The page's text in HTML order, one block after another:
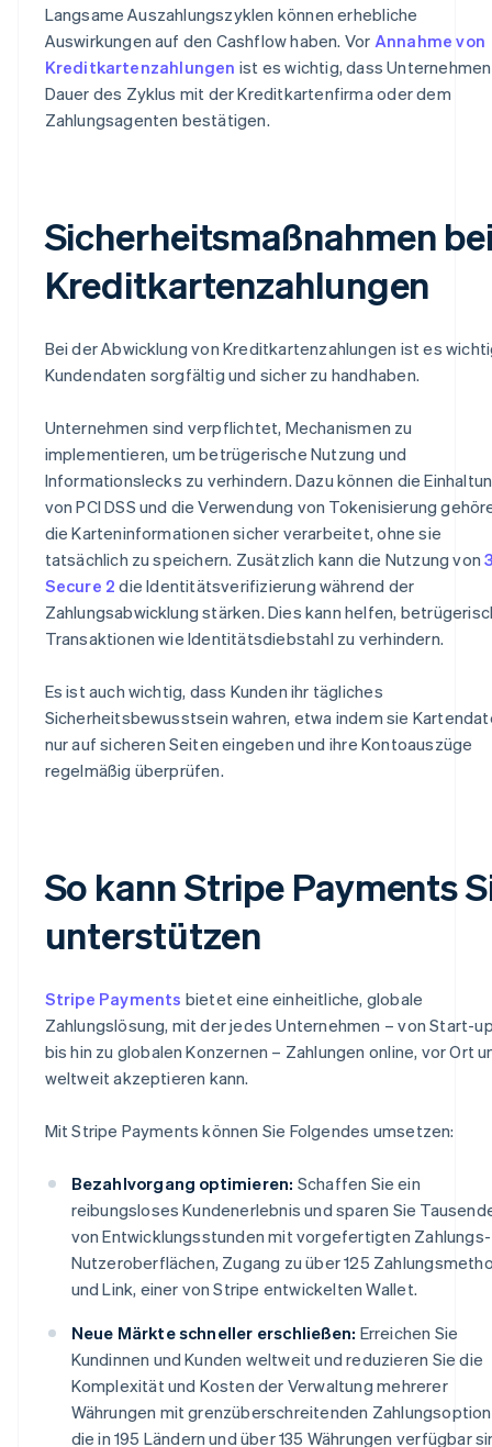
Langsame Auszahlungszyklen können erhebliche
Auswirkungen auf den Cashflow haben. Vor Annahme von
Kreditkartenzahlungen ist es wichtig, dass
Dauer des Zyklus mit der Kreditkartenfirma oder dem
Zahlungsagenten bestätigen.
Sicherheitsmaßnahmen
Kreditkartenzahlungen
Bei der Abwicklung von Kreditkartenzahlungen ist es
Kundendaten sorgfältig und sicher zu handhaben.
Unternehmen sind verpflichtet, Mechanismen zu
implementieren, um betrügerische Nutzung und
Informationslecks zu verhindern. Dazu können die
von PCI DSS und die Verwendung von Tokenisierung
die Karteninformationen sicher verarbeitet, ohne sie
tatsächlich zu speichern. Zusätzlich kann die Nutzung von
Secure 2 die Identitätsverifizierung während der
Zahlungsabwicklung stärken. Dies kann helfen,
Transaktionen wie Identitätsdiebstahl zu verhindern.
Es ist auch wichtig, dass Kunden ihr tägliches
Sicherheitsbewusstsein wahren, etwa indem sie
nur auf sicheren Seiten eingeben und ihre Kontoauszüge
regelmäßig überprüfen.
So kann Stripe Payments
unterstützen
Stripe Payments bietet eine einheitliche, globale
Zahlungslösung, mit der jedes Unternehmen – von Start-
bis hin zu globalen Konzernen – Zahlungen online, vor Ort
weltweit akzeptieren kann.
Mit Stripe Payments können Sie Folgendes umsetzen:
Bezahlvorgang optimieren: Schaffen Sie ein
reibungsloses Kundenerlebnis und sparen Sie
von Entwicklungsstunden mit vorgefertigten Zahlungs-
Nutzeroberflächen, Zugang zu über 125
und Link, einer von Stripe entwickelten Wallet.
Neue Märkte schneller erschließen: Erreichen Sie
Kundinnen und Kunden weltweit und reduzieren Sie die
Komplexität und Kosten der Verwaltung mehrerer
Währungen mit grenzüberschreitenden
die in 195 Ländern und über 135 Währungen verfügbar